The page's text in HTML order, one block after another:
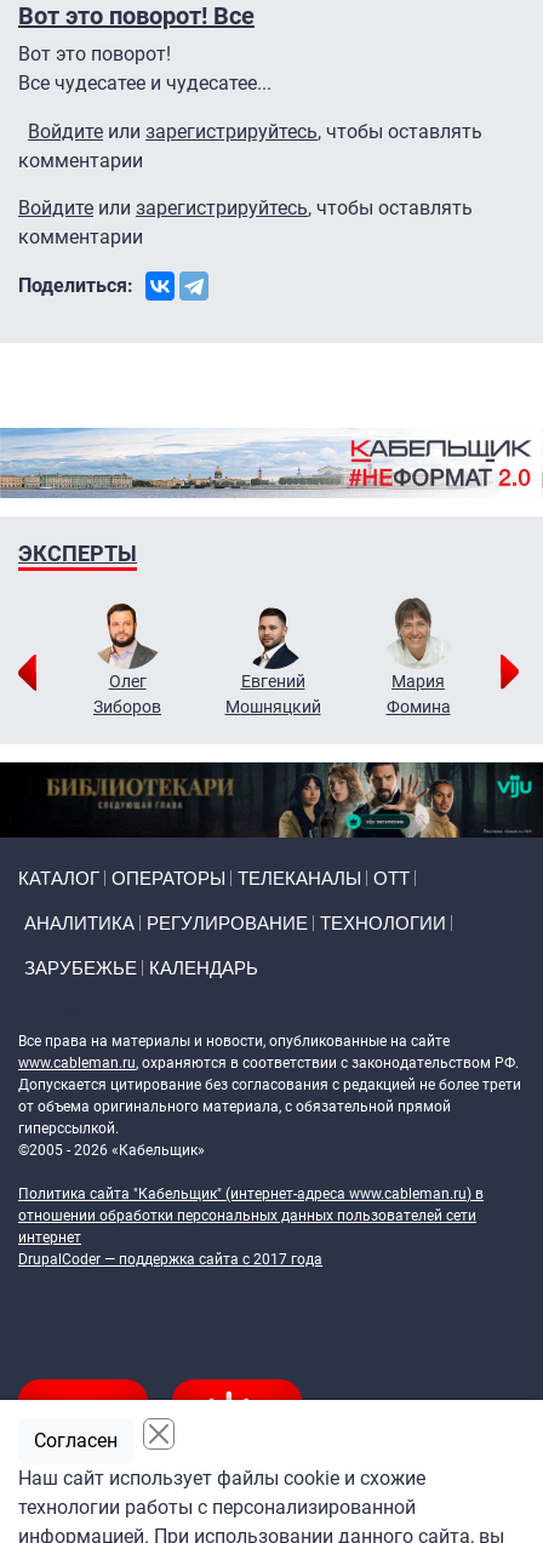
Вот это поворот! Все
Вот это поворот!
Все чудесатее и чудесатее...
Войдите или зарегистрируйтесь, чтобы оставлять
комментарии
Войдите или зарегистрируйтесь, чтобы оставлять
комментарии
Поделиться:
ЭКСПЕРТЫ
Олег
Зиборов
Евгений
Мошняцкий
Мария
Фомина
КАТАЛОГ ОПЕРАТОРЫ ТЕЛЕКАНАЛЫ ОТТ
АНАЛИТИКА РЕГУЛИРОВАНИЕ ТЕХНОЛОГИИ
ЗАРУБЕЖЬЕ КАЛЕНДАРЬ
Все права на материалы и новости, опубликованные на сайте
www.cableman.ru, охраняются в соответствии с законодательством РФ.
Допускается цитирование без согласования с редакцией не более трети
от объема оригинального материала, с обязательной прямой
гиперссылкой.
©2005 - 2026 «Кабельщик»
Политика сайта "Кабельщик" (интернет-адреса www.cableman.ru) в
отношении обработки персональных данных пользователей сети
интернет
DrupalCoder — поддержка сайта c 2017 года
Подпишитесь
Наш сайт использует файлы cookie и схожие
технологии работы с персонализированной
информацией. При использовании данного сайта, вы
Согласен